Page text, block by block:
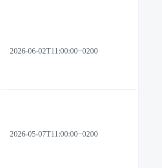
2026-06-02T11:00:00+0200
2026-05-07T11:00:00+0200